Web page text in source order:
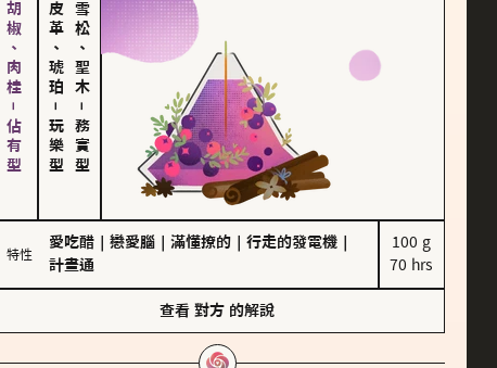
胡椒、肉桂－佔有型 皮革、琥珀
－
玩樂型
雪松、聖木
－
務實型
特性
愛吃醋 戀愛腦 滿懂撩的 行走的發電機
計畫通
100 g
70 hrs
查看 對方 的解說